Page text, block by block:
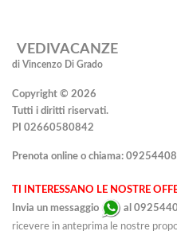
VEDIVACANZE
di Vincenzo Di Grado
Copyright © 2026
Tutti i diritti riservati.
PI 02660580842
Prenota online o chiama:
TI INTERESSANO LE NOSTRE
Invia un messaggio
al
ricevere in anteprima le nostre